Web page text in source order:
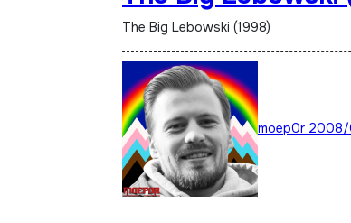
The Big Lebowski (1998)
moep0r 2008/